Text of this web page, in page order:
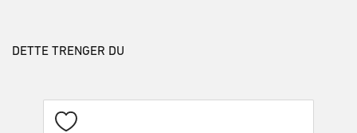
DETTE TRENGER DU